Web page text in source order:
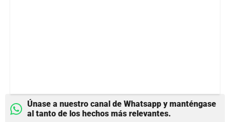
Únase a nuestro canal de Whatsapp y manténgase
al tanto de los hechos más relevantes.